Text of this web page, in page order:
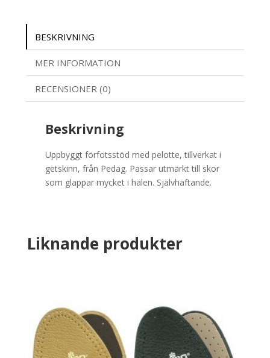
BESKRIVNING
MER INFORMATION
RECENSIONER (0)
Beskrivning
Uppbyggt förfotsstöd med pelotte, tillverkat i
getskinn, från Pedag. Passar utmärkt till skor
som glappar mycket i hälen. Självhäftande.
Liknande produkter